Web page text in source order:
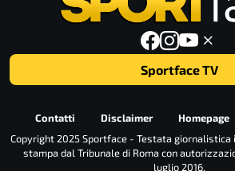
Sportface TV
Contatti Disclaimer Homepage
Copyright 2025 Sportface - Testata
stampa dal Tribunale di Roma con
luglio 2016.